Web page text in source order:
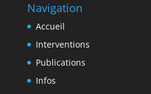
Navigation
Accueil
Interventions
Publications
Infos